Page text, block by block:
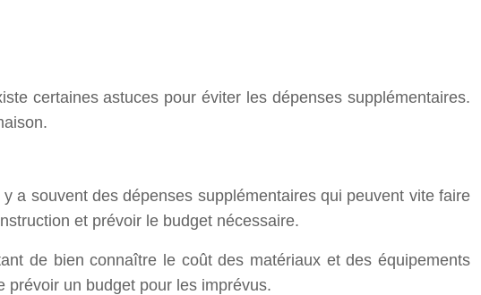
certaines astuces pour éviter les dépenses supplémentaires.
a souvent des dépenses supplémentaires qui peuvent vite faire
et prévoir le budget nécessaire.
de bien connaître le coût des matériaux et des équipements
un budget pour les imprévus.